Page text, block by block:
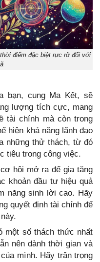
điểm đặc biệt rực rỡ đối với
bạn, cung Ma Kết, sẽ
lượng tích cực, mang
tài chính mà còn trong
hiện khả năng lãnh đạo
những thử thách, từ đó
tiêu trong công việc.
hội mở ra để gia tăng
khoản đầu tư hiệu quả
năng sinh lời cao. Hãy
quyết định tài chính để
một số thách thức nhất
nên dành thời gian và
mình. Hãy trân trọng